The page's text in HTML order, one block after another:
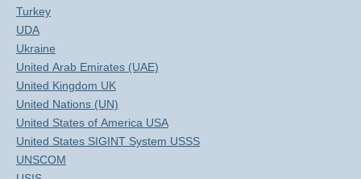
Turkey
UDA
Ukraine
United Arab Emirates (UAE)
United Kingdom UK
United Nations (UN)
United States of America USA
United States SIGINT System USSS
UNSCOM